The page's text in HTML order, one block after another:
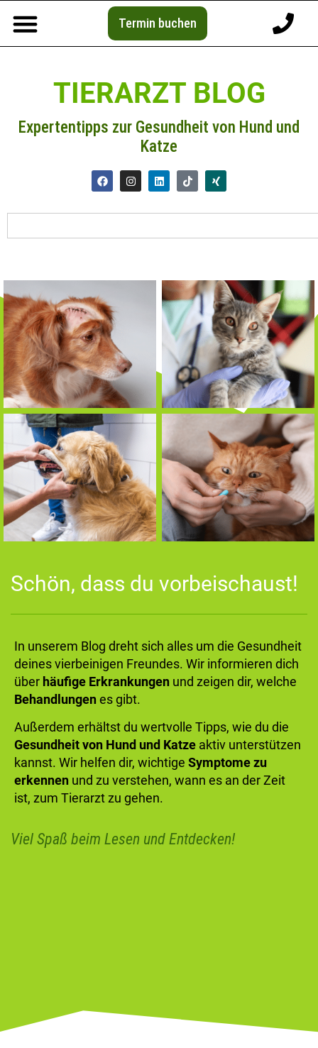
Termin buchen
TIERARZT BLOG
Expertentipps zur Gesundheit von Hund und
Katze
Schön, dass du vorbeischaust!
In unserem Blog dreht sich alles um die Gesundheit
deines vierbeinigen Freundes. Wir informieren dich
über häufige Erkrankungen und zeigen dir, welche
Behandlungenes gibt.
Außerdem erhältst du wertvolle Tipps, wie du die
Gesundheit von Hund und Katze aktiv unterstützen
kannst. Wir helfen dir, wichtige Symptome zu
erkennen und zu verstehen, wann es an der Zeit
ist, zum Tierarzt zu gehen.
Viel Spaß beim Lesen und Entdecken!